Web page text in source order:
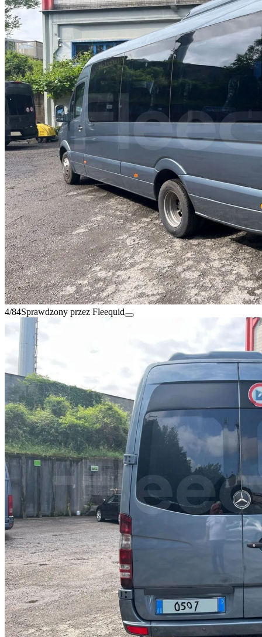
4/84Sprawdzony przez Fleequid